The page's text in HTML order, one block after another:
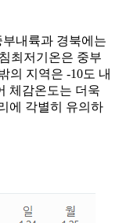
내륙과 경북에는
최저기온은 중부
의 지역은 -10도 내
체감온도는 더욱
에 각별히 유의하